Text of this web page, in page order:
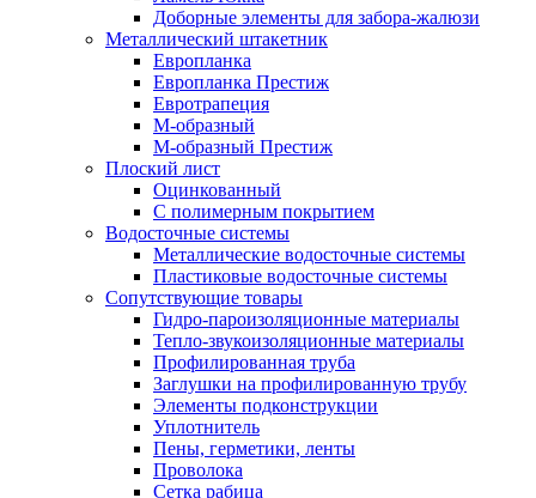
Доборные элементы для забора-жалюзи
Металлический штакетник
Европланка
Европланка Престиж
Евротрапеция
М-образный
М-образный Престиж
Плоский лист
Оцинкованный
С полимерным покрытием
Водосточные системы
Металлические водосточные системы
Пластиковые водосточные системы
Сопутствующие товары
Гидро-пароизоляционные материалы
Тепло-звукоизоляционные материалы
Профилированная труба
Заглушки на профилированную трубу
Элементы подконструкции
Уплотнитель
Пены, герметики, ленты
Проволока
Сетка рабица